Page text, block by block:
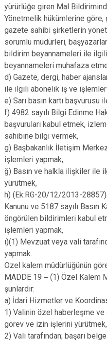
yürürlüğe giren Mal
Yönetmelik hükümlerine
gazete sahibi şirketlerin
sorumlu müdürleri,
bildirim beyannameleri ile
beyannameleri muhafaza
d) Gazete, dergi, haber
ile ilgili abonelik iş ve
e) Sarı basın kartı
f) 4982 sayılı Bilgi Edinme
başvuruları kabul etmek,
sahibine bilgi vermek,
g) Başbakanlık İletişim
işlemleri yapmak,
ğ) Basın ve halkla ilişkiler ile
yürütmek,
h) (Ek:RG-20/12/2013-
Kanunu ve 5187 sayılı Basın
öngörülen bildirimleri kabul
işlemleri yapmak,
ı)(1) Mevzuat veya vali
yapmak.
Özel kalem müdürlüğünün
MADDE 19 ‒ (1) Özel Kalem
şunlardır:
a) İdari Hizmetler ve
1) Valinin özel haberleşme ve
görev ve izin işlerini yürütmek,
2) Vali tarafından; başarı